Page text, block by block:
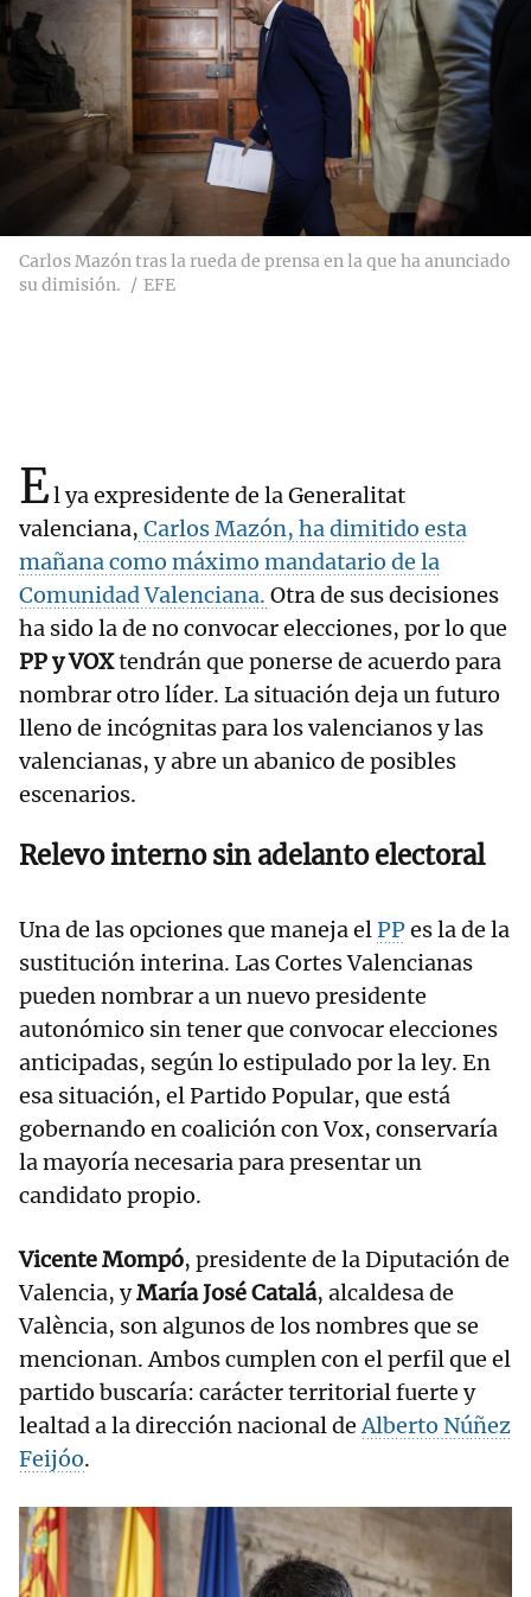
Carlos Mazón tras la rueda de prensa en la que ha anunciado
su dimisión.
EFE
El ya expresidente de la Generalitat
valenciana, Carlos Mazón, ha dimitido esta
mañana como máximo mandatario de la
Comunidad Valenciana. Otra de sus decisiones
ha sido la de no convocar elecciones, por lo que
PP y VOXtendrán que ponerse de acuerdo para
nombrar otro líder. La situación deja un futuro
lleno de incógnitas para los valencianos y las
valencianas, y abre un abanico de posibles
escenarios.
Relevo interno sin adelanto electoral
Una de las opciones que maneja elPPes la de la
sustitución interina. Las Cortes Valencianas
pueden nombrar a un nuevo presidente
autonómico sin tener que convocar elecciones
anticipadas, según lo estipulado por la ley. En
esa situación, el Partido Popular, que está
gobernando en coalición con Vox, conservaría
la mayoría necesaria para presentar un
candidato propio.
Vicente Mompó, presidente de la Diputación de
Valencia, yMaría José Catalá, alcaldesa de
València, son algunos de los nombres que se
mencionan. Ambos cumplen con el perfil que el
partido buscaría: carácter territorial fuerte y
lealtad a la dirección nacional deAlberto Núñez
Feijóo.